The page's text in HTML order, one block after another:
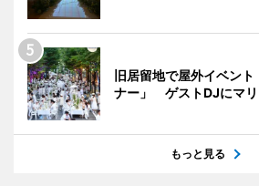
旧居留地で屋外イベン
ナー」 ゲストDJにマ
もっと見る